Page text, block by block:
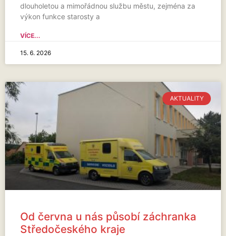
dlouholetou a mimořádnou službu městu, zejména za
výkon funkce starosty a
VÍCE...
15. 6. 2026
AKTUALITY
Od června u nás působí záchranka
Středočeského kraje